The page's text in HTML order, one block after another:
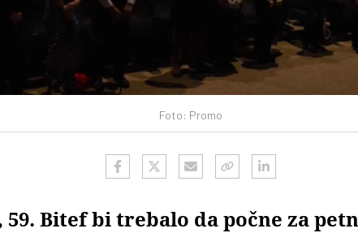
Foto: Promo
Bitef bi trebalo da počne za